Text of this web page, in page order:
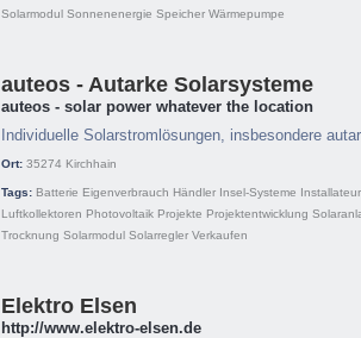
Solarmodul Sonnenenergie Speicher Wärmepumpe
auteos - Autarke Solarsysteme
auteos - solar power whatever the location
Individuelle Solarstromlösungen, insbesondere
Ort: 35274 Kirchhain
Tags: Batterie Eigenverbrauch Händler Insel-Systeme Installateur
Luftkollektoren Photovoltaik Projekte Projektentwicklung
Trocknung Solarmodul Solarregler Verkaufen
Elektro Elsen
http://www.elektro-elsen.de